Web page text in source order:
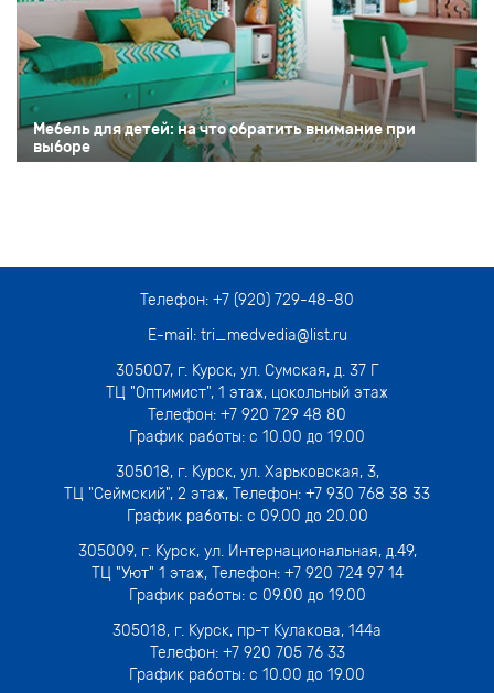
Мебель для детей: на что обратить внимание при
выборе
Телефон: +7 (920) 729-48-80
E-mail: tri_medvedia@list.ru
305007, г. Курск, ул. Сумская, д. 37 Г
ТЦ "Оптимист", 1 этаж, цокольный этаж
Телефон: +7 920 729 48 80
График работы: с 10.00 до 19.00
305018,г. Курск, ул. Харьковская, 3,
ТЦ "Сеймский", 2 этаж, Телефон: +7 930 768 38 33
График работы: с 09.00 до 20.00
305009, г. Курск, ул. Интернациональная, д.49,
ТЦ "Уют" 1 этаж, Телефон: +7 920 724 97 14
График работы: с 09.00 до 19.00
305018, г. Курск, пр-т Кулакова, 144а
Телефон: +7 920 705 76 33
График работы: с 10.00 до 19.00